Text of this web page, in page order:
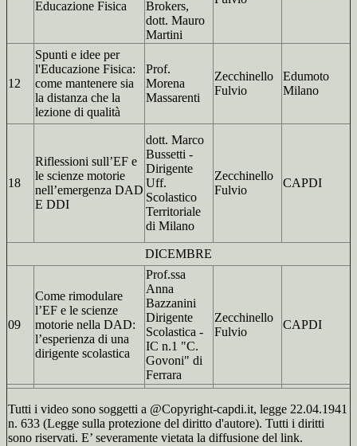
Educazione Fisica
Brokers,
dott. Mauro
Martini
12
Spunti e idee per
l'Educazione Fisica:
come mantenere sia
la distanza che la
lezione di qualità
Prof.
Morena
Massarenti
Zecchinello
Fulvio
Edumoto
Milano
18
Riflessioni sull’EF e
le scienze motorie
nell’emergenza DAD
E DDI
dott. Marco
Bussetti -
Dirigente
Uff.
Scolastico
Territoriale
di Milano
Zecchinello
Fulvio
CAPDI
DICEMBRE
09
Come rimodulare
l’EF e le scienze
motorie nella DAD:
l’esperienza di una
dirigente scolastica
Prof.ssa
Anna
Bazzanini
Dirigente
Scolastica -
IC n.1 "C.
Govoni" di
Ferrara
Zecchinello
Fulvio
CAPDI
Tutti i video sono soggetti a @Copyright-capdi.it, legge 22.04.1941
n. 633 (Legge sulla protezione del diritto d'autore). Tutti i diritti
sono riservati. E’ severamente vietata la diffusione del link.